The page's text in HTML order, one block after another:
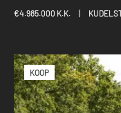
€4.985.000 K.K.
KOOP